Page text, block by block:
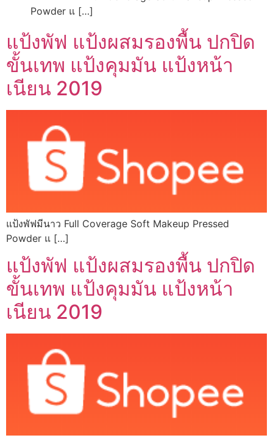
Powder แ […]
แป้งพัฟ แป้งผสมรองพื้น ปกปิด
ขั้นเทพ แป้งคุมมัน แป้งหน้า
เนียน 2019
แป้งพัฟมีนาว Full Coverage Soft Makeup Pressed
Powder แ […]
แป้งพัฟ แป้งผสมรองพื้น ปกปิด
ขั้นเทพ แป้งคุมมัน แป้งหน้า
เนียน 2019